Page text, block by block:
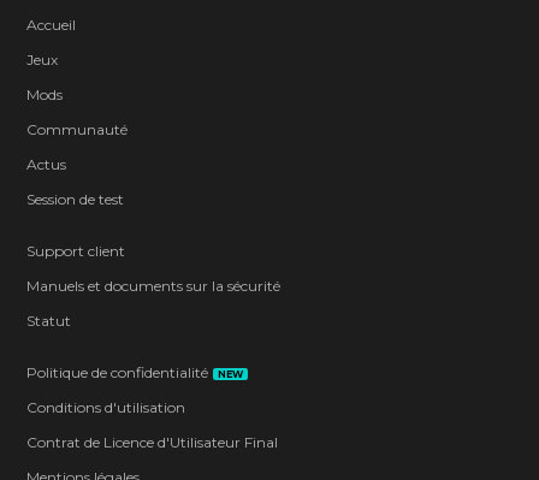
Accueil
Jeux
Mods
Communauté
Actus
Session de test
Support client
Manuels et documents sur la sécurité
Statut
Politique de confidentialité NEW
Conditions d'utilisation
Contrat de Licence d'Utilisateur Final